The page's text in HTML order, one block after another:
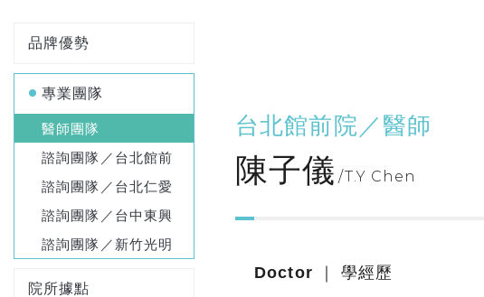
品牌優勢
專業團隊
醫師團隊
諮詢團隊／台北館前
諮詢團隊／台北仁愛
諮詢團隊／台中東興
諮詢團隊／新竹光明
院所據點
台北館前院／醫師
陳子儀 T.Y Chen
Doctor ｜ 學經歷